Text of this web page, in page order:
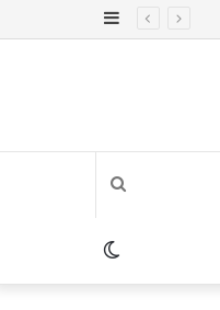
إضافة
بحث
عنالوضع